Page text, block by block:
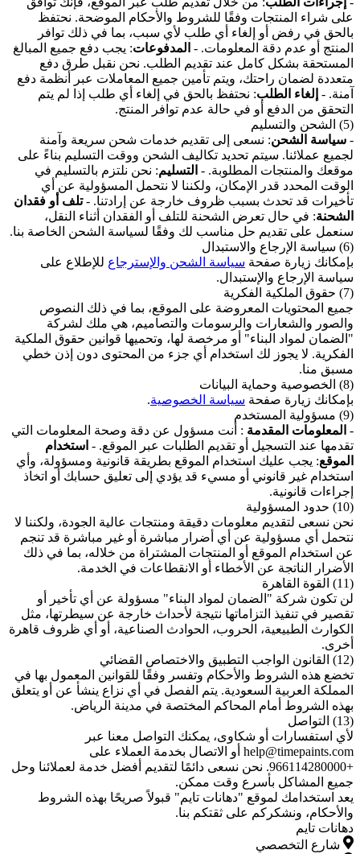
على شراء المنتجات وفقًا للشروط والأحكام الموضحة. نحتفظ
بالحق في رفض أو إلغاء أي طلب لأي سبب، بما في ذلك توافر
المنتج أو عدم دقة المعلومات. - المدفوعات: يجب دفع جميع المبالغ
المستحقة بشكل كامل عند تقديم الطلب. نحن نقبل طرق دفع
متعددة لضمان راحتك، ويتم تأمين جميع المعاملات عبر أنظمة دفع
آمنة. - إلغاء الطلب: نحتفظ بالحق في إلغاء أي طلب إذا لم يتم
التحقق من الدفع أو في حالة عدم توافر المنتج.
(5) الشحن والتسليم
- سياسة الشحن: نسعى إلى تقديم خدمات شحن سريعة وآمنة
لجميع عملائنا. سيتم تحديد تكاليف الشحن ووقت التسليم بناءً على
موقعك والمنتجات المطلوبة. - التسليم: نحن نلتزم بالتسليم في
الوقت المحدد قدر الإمكان، ولكننا لا نتحمل المسؤولية عن أي
تأخيرات قد تحدث بسبب ظروف خارجة عن إرادتنا. -تلف أو فقدان
الشحنة: في حال تعرض الشحنة للتلف أو الفقدان أثناء النقل،
سنعمل على تقديم حل مناسب لك وفقًا لسياسة الشحن الخاصة بنا.
(6) سياسة الإرجاع والاستبدال
بإمكانك زيارة صفحة سياسة الشحن والإسترجاع للإطلاع على
سياسة الإرجاع والإستبدال.
(7) حقوق الملكية الفكرية
جميع المحتويات المعروضة على الموقع، بما في ذلك النصوص
والصور والشعارات والرسومات والتصاميم، هي ملك لشركة
"الضمان لمواد البناء" أو مرخصة لها، وتحميها قوانين حقوق الملكية
الفكرية. لا يجوز لك استخدام أي جزء من المحتوى دون إذن خطي
مسبق منا.
(8) الخصوصية وحماية البيانات
بإمكانك زيارة صفحة سياسة الخصوصية.
(9) مسؤولية المستخدم
- المعلومات المقدمة : أنت مسؤول عن دقة وصحة المعلومات التي
تقدمها عند التسجيل أو تقديم الطلبات عبر الموقع. - استخدام
الموقع: يجب عليك استخدام الموقع بطريقة قانونية ومسؤولة، وأي
استخدام غير قانوني أو مسيء قد يؤدي إلى تعليق حسابك أو اتخاذ
إجراءات قانونية.
(10) حدود المسؤولية
نحن نسعى لتقديم معلومات دقيقة ومنتجات عالية الجودة، ولكننا لا
نتحمل أي مسؤولية عن أي أضرار مباشرة أو غير مباشرة قد تنجم
عن استخدام الموقع أو المنتجات المشتراة من خلاله، بما في ذلك
الأضرار الناتجة عن الأخطاء أو الانقطاعات في الخدمة.
(11) القوة القاهرة
لن تكون شركة "الضمان لمواد البناء" مسؤولة عن أي تأخير أو
تقصير في تنفيذ التزاماتها نتيجة لأحداث خارجة عن سيطرتها، مثل
الكوارث الطبيعية، الحروب، الحوادث الصناعية، أو أي ظروف قاهرة
أخرى.
(12) القانون الواجب التطبيق والاختصاص القضائي
تخضع هذه الشروط والأحكام وتفسر وفقًا للقوانين المعمول بها في
المملكة العربية السعودية. يتم الفصل في أي نزاع ينشأ عن أو يتعلق
بهذه الشروط أمام المحاكم المختصة في مدينة الرياض.
(13) التواصل
لأي استفسارات أو شكاوى، يمكنك التواصل معنا عبر
help@timepaints.com أو الاتصال بخدمة العملاء على
+966114280000. نحن نسعى دائمًا لتقديم أفضل خدمة لعملائنا وحل
جميع المشاكل بأسرع وقت ممكن.
يعد استخدامك لموقع "دهانات تايم" قبولاً صريحًا بهذه الشروط
والأحكام، ونشكركم على ثقتكم بنا.
دهانات تايم
شارع التخصصي